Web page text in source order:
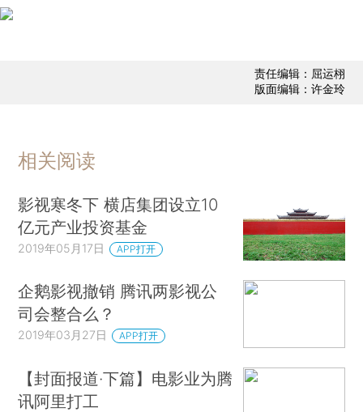
责任编辑：屈运栩
版面编辑：许金玲
相关阅读
影视寒冬下 横店集团设立10
亿元产业投资基金
2019年05月17日 APP打开
企鹅影视撤销 腾讯两影视公
司会整合么？
2019年03月27日 APP打开
【封面报道·下篇】电影业为腾
讯阿里打工